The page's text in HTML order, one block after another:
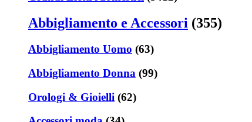
Abbigliamento e Accessori (355)
Abbigliamento Uomo (63)
Abbigliamento Donna (99)
Orologi & Gioielli (62)